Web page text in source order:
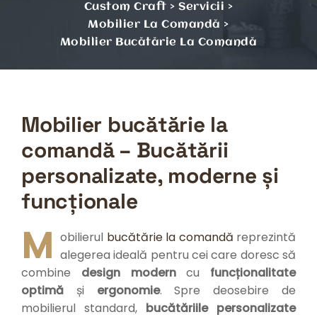
Custom Craft >Servicii >
Mobilier La Comandă >
Mobilier Bucătărie La Comandă
Mobilier bucătărie la
comandă – Bucătării
personalizate, moderne și
funcționale
M obilierul bucătărie la comandă reprezintă
alegerea ideală pentru cei care doresc să
combine design moderncu funcționalitate
optimă și ergonomie. Spre deosebire de
mobilierul standard, bucătăriile personalizate